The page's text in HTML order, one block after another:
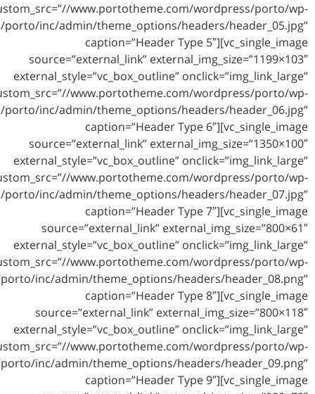
custom_src=”//
content/themes/porto/inc/admin/theme_options/
caption=”Header
source=”external_link”
external_style=”vc_box_outline”
custom_src=”//
content/themes/porto/inc/admin/theme_options/
caption=”Header
source=”external_link”
external_style=”vc_box_outline”
custom_src=”//
content/themes/porto/inc/admin/theme_options/
caption=”Header
source=”external_link”
external_style=”vc_box_outline”
custom_src=”//
content/themes/porto/inc/admin/theme_options/
caption=”Header
source=”external_link”
external_style=”vc_box_outline”
custom_src=”//
content/themes/porto/inc/admin/theme_options/
caption=”Header